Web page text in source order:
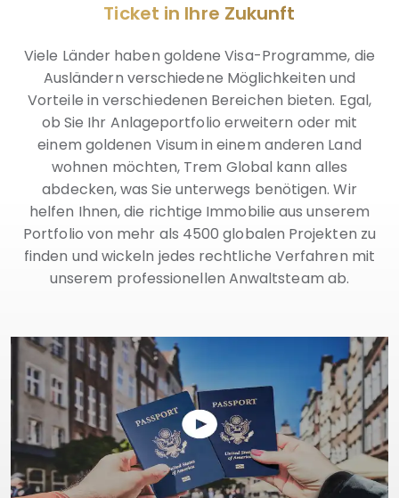
Ticket in Ihre Zukunft
Viele Länder haben goldene Visa-Programme, die
Ausländern verschiedene Möglichkeiten und
Vorteile in verschiedenen Bereichen bieten. Egal,
ob Sie Ihr Anlageportfolio erweitern oder mit
einem goldenen Visum in einem anderen Land
wohnen möchten, Trem Global kann alles
abdecken, was Sie unterwegs benötigen. Wir
helfen Ihnen, die richtige Immobilie aus unserem
Portfolio von mehr als 4500 globalen Projekten zu
finden und wickeln jedes rechtliche Verfahren mit
unserem professionellen Anwaltsteam ab.